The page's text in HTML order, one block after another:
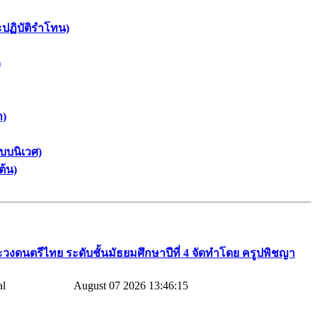
ฏิบัติรำโทน)
)
บนิเวศ)
น)
วงดนตรีไทย​ ระดับชั้นมัธยมศึกษาปีที่​ 4​ จัดทำโดย​ ครูปพิชญา​
August 07 2026 13:46:15